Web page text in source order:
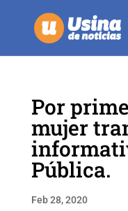
Por
mujer
Pública.
Feb 28, 2020